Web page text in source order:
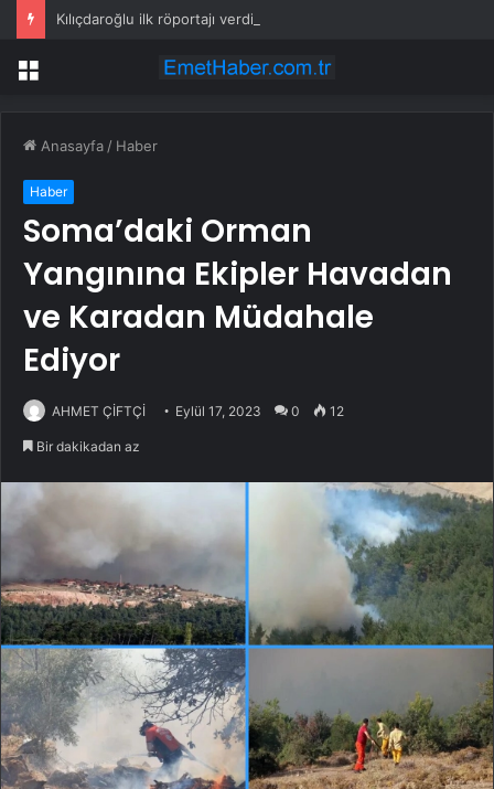
Menü
Anasayfa / Haber
Haber
Soma’daki Orman
Yangınına Ekipler Havadan
ve Karadan Müdahale
Ediyor
AHMET ÇİFTÇİ Eylül 17, 2023 0 12
Bir dakikadan az